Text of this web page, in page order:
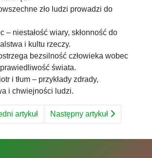
zło ludzi prowadzi do
– niestałość wiary, skłonność do
i kultu rzeczy.
bezsilność człowieka wobec
świata.
i tłum – przykłady zdrady,
i chwiejności ludzi.
artykuł Następny artykuł